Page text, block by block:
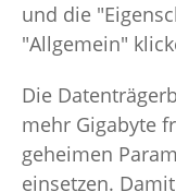
und die
"Allgemein"
Die
mehr Gigabyte
geheimen
einsetzen.